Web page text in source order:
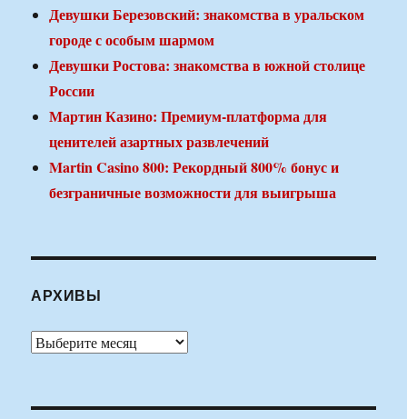
Девушки Березовский: знакомства в уральском
городе с особым шармом
Девушки Ростова: знакомства в южной столице
России
Мартин Казино: Премиум-платформа для
ценителей азартных развлечений
Martin Casino 800: Рекордный 800% бонус и
безграничные возможности для выигрыша
АРХИВЫ
Архивы